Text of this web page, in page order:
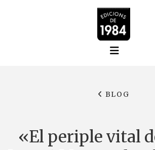
BLOG
«El periple vital